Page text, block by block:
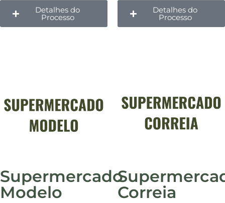
Detalhes do
Processo
Detalhes do
Processo
Supermercado
Modelo
Correia